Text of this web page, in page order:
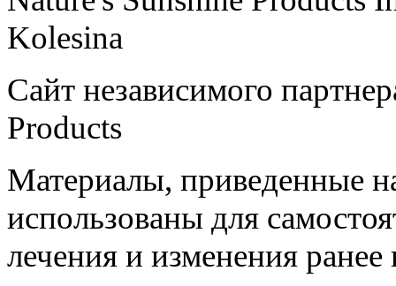
Kolesina
Сайт независимого
Products
Материалы, приведенные
использованы для
лечения и изменения